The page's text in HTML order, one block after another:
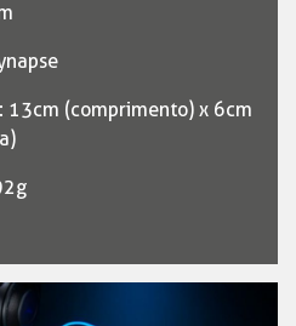
13cm (comprimento) x 6cm